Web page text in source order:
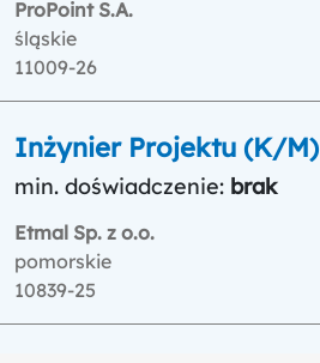
ProPoint S.A.
śląskie
11009-26
Inżynier Projektu (K/M)
min. doświadczenie: brak
Etmal Sp. z o.o.
pomorskie
10839-25